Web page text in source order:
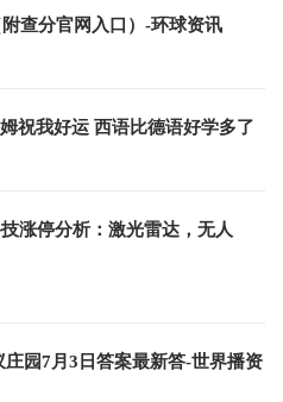
查分官网入口）-环球资讯
祝我好运 西语比德语好学多了
涨停分析：激光雷达，无人
园7月3日答案最新答-世界播资